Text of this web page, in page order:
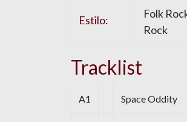
Estilo: Folk
Rock
Tracklist
A1 Space Oddity